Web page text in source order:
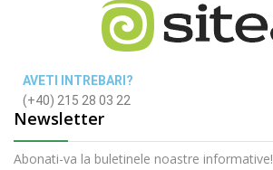
AVETI INTREBARI?
(+40) 215 28 03 22
Newsletter
Abonati-va la buletinele noastre informative!